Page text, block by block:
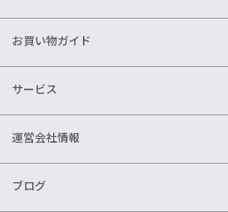
お買い物ガイド
サービス
運営会社情報
ブログ